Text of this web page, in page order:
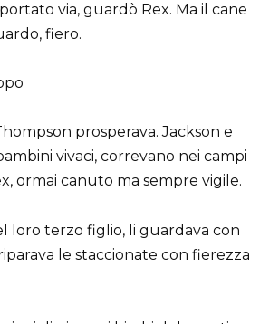
via, guardò Rex. Ma il cane
fiero.
prosperava. Jackson e
vivaci, correvano nei campi
ormai canuto ma sempre vigile.
loro terzo figlio, li guardava con
le staccionate con fierezza